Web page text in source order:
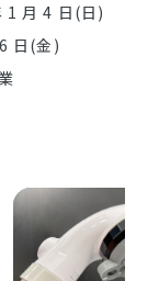
1 月 4 日(日)
日(金)